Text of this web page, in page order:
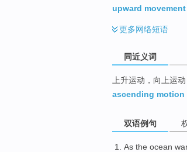
upward
更多网络短语
同近义词
上升运动，向上运动
ascending motion
双语例句
As the ocean